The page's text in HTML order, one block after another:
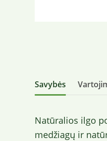
Savybės
Natūralios ilgo
medžiagų ir